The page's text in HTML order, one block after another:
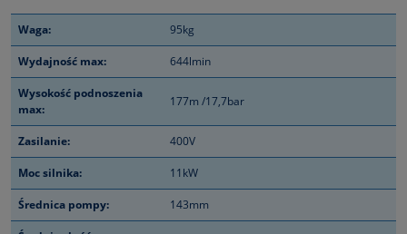
Waga: 95kg
Wydajność max: 644lmin
Wysokość podnoszenia
max:
177m /17,7bar
Zasilanie: 400V
Moc silnika: 11kW
Średnica pompy: 143mm